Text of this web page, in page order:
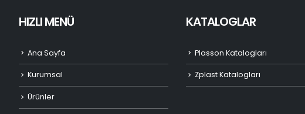
HIZLI MENÜ
Ana Sayfa
Kurumsal
Ürünler
KATALOGLAR
Plasson Katalogları
Zplast Katalogları